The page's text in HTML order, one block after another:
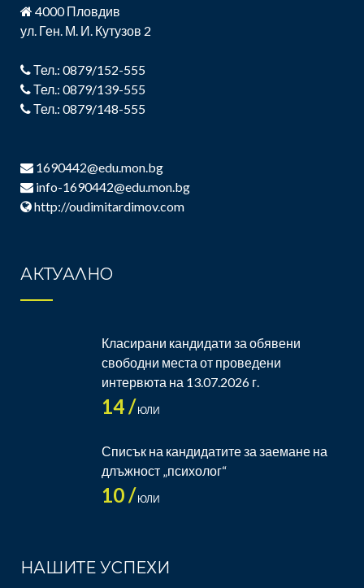
4000 Пловдив
ул. Ген. М. И. Кутузов 2
Тел.: 0879/152-555
Тел.: 0879/139-555
Тел.: 0879/148-555
1690442@edu.mon.bg
info-1690442@edu.mon.bg
http://oudimitardimov.com
АКТУАЛНО
Класирани кандидати за обявени
свободни места от проведени
интервюта на 13.07.2026 г.
14 / ЮЛИ
Списък на кандидатите за заемане на
длъжност „психолог“
10 / ЮЛИ
НАШИТЕ УСПЕХИ